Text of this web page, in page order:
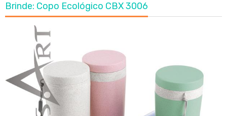
Brinde: Copo Ecológico CBX 3006